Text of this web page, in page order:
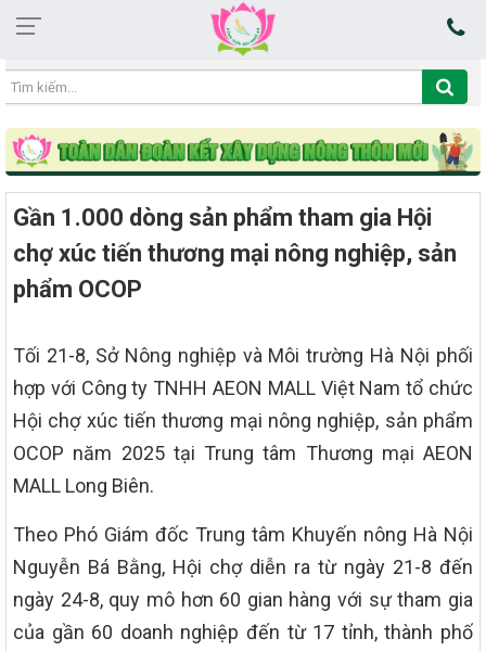
06:14:42 09/08/2026
Gần 1.000 dòng sản phẩm tham gia Hội
chợ xúc tiến thương mại nông nghiệp, sản
phẩm OCOP
Tối 21-8, Sở Nông nghiệp và Môi trường Hà Nội phối
hợp với Công ty TNHH AEON MALL Việt Nam tổ chức
Hội chợ xúc tiến thương mại nông nghiệp, sản phẩm
OCOP năm 2025 tại Trung tâm Thương mại AEON
MALL Long Biên.
Theo Phó Giám đốc Trung tâm Khuyến nông Hà Nội
Nguyễn Bá Bằng, Hội chợ diễn ra từ ngày 21-8 đến
ngày 24-8, quy mô hơn 60 gian hàng với sự tham gia
của gần 60 doanh nghiệp đến từ 17 tỉnh, thành phố